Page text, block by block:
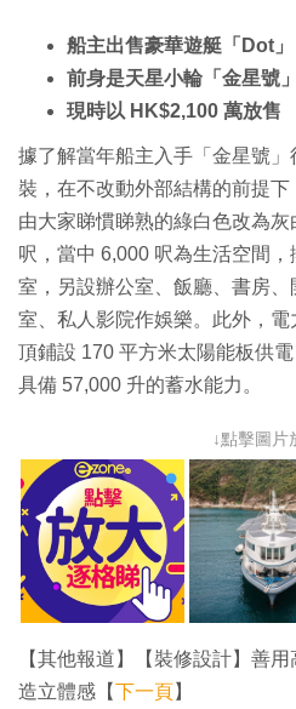
船主出售豪華遊艇「Dot」
前身是天星小輪「金星號」
現時以 HK$2,100 萬放售
據了解當年船主入手「金星號
裝，在不改動外部結構的前提
由大家睇慣睇熟的綠白色改為
呎，當中 6,000 呎為生活空間
室，另設辦公室、飯廳、書房
室、私人影院作娛樂。此外，
頂鋪設 170 平方米太陽能板供
具備 57,000 升的蓄水能力。
↓點擊圖片
【其他報道】【裝修設計】善
造立體感【下一頁】